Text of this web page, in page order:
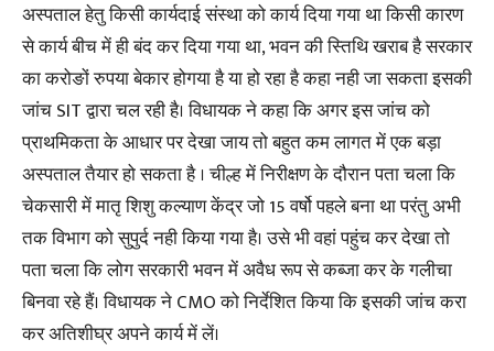
अस्पताल हेतु किसी कार्यदाई संस्था को कार्य दिया गया था किसी कारण
से कार्य बीच में ही बंद कर दिया गया था, भवन की स्तिथि खराब है सरकार
का करोङों रुपया बेकार होगया है या हो रहा है कहा नही जा सकता इसकी
जांच SIT द्वारा चल रही है। विधायक ने कहा कि अगर इस जांच को
प्राथमिकता के आधार पर देखा जाय तो बहुत कम लागत में एक बड़ा
अस्पताल तैयार हो सकता है । चील्ह में निरीक्षण के दौरान पता चला कि
चेकसारी में मातृ शिशु कल्याण केंद्र जो 15 वर्षो पहले बना था परंतु अभी
तक विभाग को सुपुर्द नही किया गया है। उसे भी वहां पहुंच कर देखा तो
पता चला कि लोग सरकारी भवन में अवैध रूप से कब्जा कर के गलीचा
बिनवा रहे हैं। विधायक ने CMO को निर्देशित किया कि इसकी जांच करा
कर अतिशीघ्र अपने कार्य में लें।